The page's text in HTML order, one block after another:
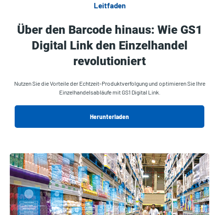
Leitfaden
Über den Barcode hinaus: Wie GS1
Digital Link den Einzelhandel
revolutioniert
Nutzen Sie die Vorteile der Echtzeit-Produktverfolgung und optimieren Sie Ihre
Einzelhandelsabläufe mit GS1 Digital Link.
Herunterladen